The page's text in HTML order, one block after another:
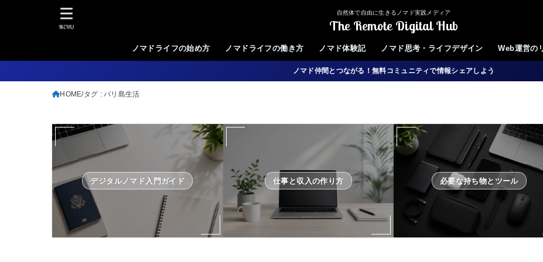
自然体で自由に生きるノマド実践メディア
The Remote Digital Hub
ノマドライフの始め方 ノマドライフの働き方 ノマド体験記 ノマド思考・ライフデザイン Web運営の
MENU
ノマド仲間とつながる！無料コミュニティで情報シェアしよう
HOME タグ : バリ島生活
デジタルノマド入門ガイド 仕事と収入の作り方 必要な持ち物とツール